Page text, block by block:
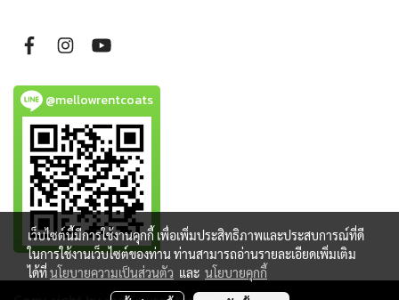
@mellowrentcoats
เว็บไซต์นี้มีการใช้งานคุกกี้ เพื่อเพิ่มประสิทธิภาพและประสบการณ์ที่ดี
ในการใช้งานเว็บไซต์ของท่าน ท่านสามารถอ่านรายละเอียดเพิ่มเติม
ได้ที่นโยบายความเป็นส่วนตัว และ นโยบายคุกกี้